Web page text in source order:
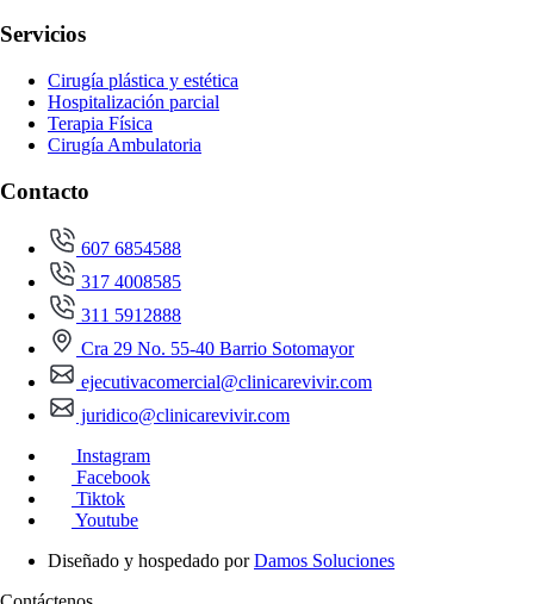
Servicios
Cirugía plástica y estética
Hospitalización parcial
Terapia Física
Cirugía Ambulatoria
Contacto
607 6854588
317 4008585
311 5912888
Cra 29 No. 55-40 Barrio Sotomayor
ejecutivacomercial@clinicarevivir.com
juridico@clinicarevivir.com
Instagram
Facebook
Tiktok
Youtube
Diseñado y hospedado porDamos Soluciones